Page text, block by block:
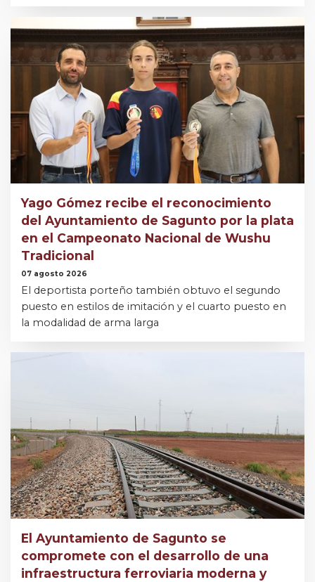
Yago Gómez recibe el reconocimiento
del Ayuntamiento de Sagunto por la plata
en el Campeonato Nacional de Wushu
Tradicional
07 agosto 2026
El deportista porteño también obtuvo el segundo
puesto en estilos de imitación y el cuarto puesto en
la modalidad de arma larga
El Ayuntamiento de Sagunto se
compromete con el desarrollo de una
infraestructura ferroviaria moderna y